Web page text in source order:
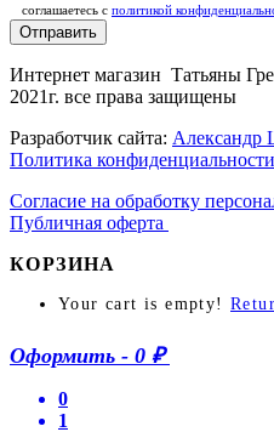
соглашаетесь c политикой
Отправить
Интернет магазин Татьяны
2021г. все права защищены
Разработчик сайта: Александр
Политика конфиденциальности
Согласие на обработку
Публичная оферта
КОРЗИНА
Your cart is empty!
Оформить - 0 ₽
0
1